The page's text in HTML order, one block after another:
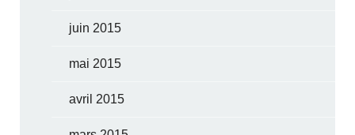
juin 2015
mai 2015
avril 2015